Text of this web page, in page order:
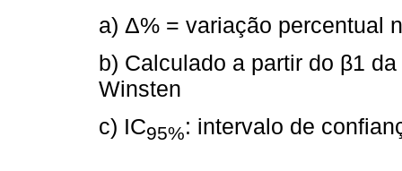
a) Δ% = variação percentual
b) Calculado a partir do β1
Winsten
c) IC95%: intervalo de